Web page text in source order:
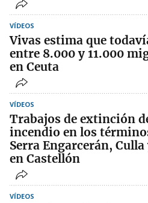
VÍDEOS
Vivas estima que
entre 8.000 y 11.000
en Ceuta
VÍDEOS
Trabajos de extinción
incendio en los
Serra Engarcerán,
en Castellón
VÍDEOS